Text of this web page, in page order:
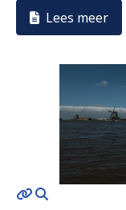
Lees meer